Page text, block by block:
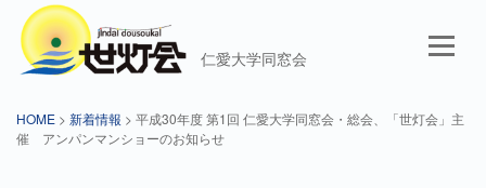
仁愛大学同窓会
HOME > 新着情報 > 平成30年度 第1回 仁愛大学同窓会・総会、「世灯会」主
催 アンパンマンショーのお知らせ